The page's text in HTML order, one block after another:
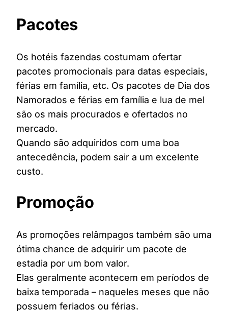
Pacotes
Os hotéis fazendas costumam ofertar
pacotes promocionais para datas especiais,
férias em família, etc. Os pacotes de Dia dos
Namorados e férias em família e lua de mel
são os mais procurados e ofertados no
mercado.
Quando são adquiridos com uma boa
antecedência, podem sair a um excelente
custo.
Promoção
As promoções relâmpagos também são uma
ótima chance de adquirir um pacote de
estadia por um bom valor.
Elas geralmente acontecem em períodos de
baixa temporada – naqueles meses que não
possuem feriados ou férias.